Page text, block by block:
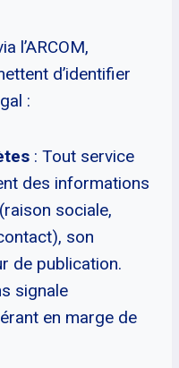
l’ARCOM,
d’identifier
:
: Tout service
des informations
sociale,
son
de publication.
signale
en marge de